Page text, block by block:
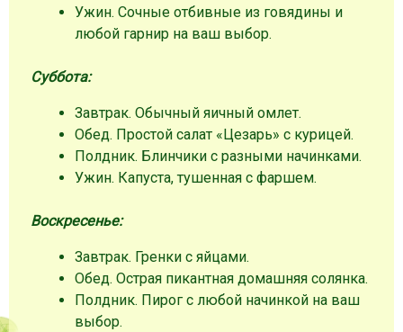
Ужин. Сочные отбивные из говядины и
любой гарнир на ваш выбор.
Суббота:
Завтрак. Обычный яичный омлет.
Обед. Простой салат «Цезарь» с курицей.
Полдник. Блинчики с разными начинками.
Ужин. Капуста, тушенная с фаршем.
Воскресенье:
Завтрак. Гренки с яйцами.
Обед. Острая пикантная домашняя солянка.
Полдник. Пирог с любой начинкой на ваш
выбор.